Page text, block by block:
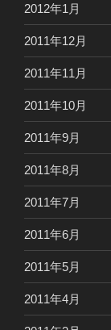
2012年1月
2011年12月
2011年11月
2011年10月
2011年9月
2011年8月
2011年7月
2011年6月
2011年5月
2011年4月